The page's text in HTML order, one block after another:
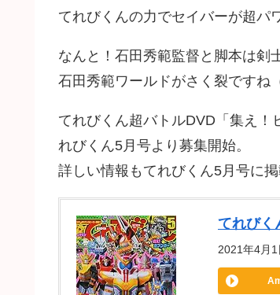
てれびくんの力でセイバーが超パ
なんと！石田秀範監督と脚本は剣
石田秀範ワールドがさく裂ですね
てれびくん超バトルDVD「集え！
れびくん5月号より募集開始。
詳しい情報もてれびくん5月号に掲
てれびく
2021年4月